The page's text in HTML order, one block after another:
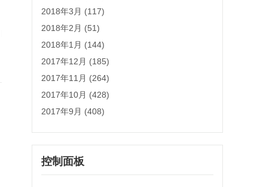
2018年3月 (117)
2018年2月 (51)
2018年1月 (144)
2017年12月 (185)
2017年11月 (264)
2017年10月 (428)
2017年9月 (408)
控制面板